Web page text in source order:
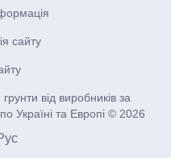
сайту
від виробників за
Україні та Европі © 2026